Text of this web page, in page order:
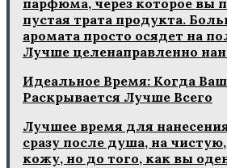
парфюма, через которое вы
пустая трата продукта.
аромата просто осядет на
Лучше целенаправленно
Идеальное Время: Когда
Раскрывается Лучше Всего
Лучшее время для
сразу после душа, на
кожу, но до того, как вы